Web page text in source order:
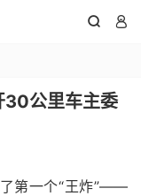
 
30公里车主委
第一个“王炸”——